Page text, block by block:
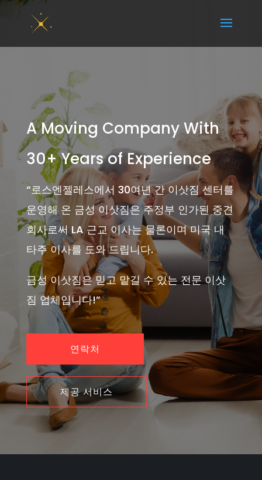
A Moving Company With
30+ Years of Experience
“로스엔젤레스에서 30여년 간 이삿짐 센터를
운영해 온 금성 이삿짐은 주정부 인가된 중견
회사로써 LA 근교 이사는 물론이며 미국 내
타주 이사를 도와 드립니다.
금성 이삿짐은 믿고 맡길 수 있는 전문 이삿
짐 업체입니다!”
연락처
제공 서비스